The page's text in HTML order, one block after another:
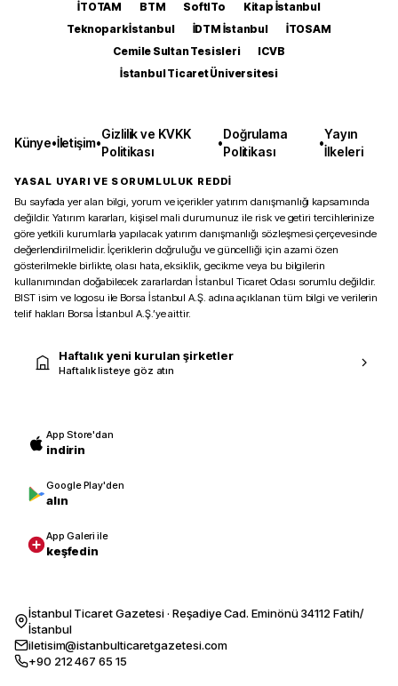
İTOTAM BTM SoftITo
Kitap İstanbul
Teknopark İstanbul
İDTM İstanbul
İTOSAM
Cemile Sultan Tesisleri
ICVB
İstanbul Ticaret Üniversitesi
Künye•İletişim•
Gizlilik ve KVKK
Politikası
•
Doğrulama
Politikası
•
Yayın
İlkeleri
YASAL UYARI VE SORUMLULUK REDDİ
Bu sayfada yer alan bilgi, yorum ve içerikler yatırım danışmanlığı kapsamında
değildir. Yatırım kararları, kişisel mali durumunuz ile risk ve getiri tercihlerinize
göre yetkili kurumlarla yapılacak yatırım danışmanlığı sözleşmesi çerçevesinde
değerlendirilmelidir. İçeriklerin doğruluğu ve güncelliği için azami özen
gösterilmekle birlikte, olası hata, eksiklik, gecikme veya bu bilgilerin
kullanımından doğabilecek zararlardan İstanbul Ticaret Odası sorumlu değildir.
BIST isim ve logosu ile Borsa İstanbul A.Ş. adına açıklanan tüm bilgi ve verilerin
telif hakları Borsa İstanbul A.Ş.’ye aittir.
Haftalık yeni kurulan şirketler
Haftalık listeye göz atın
App Store'dan
indirin
Google Play'den
alın
App Galeri ile
keşfedin
İstanbul Ticaret Gazetesi · Reşadiye Cad. Eminönü 34112 Fatih/
İstanbul
iletisim@istanbulticaretgazetesi.com
+90 212 467 65 15